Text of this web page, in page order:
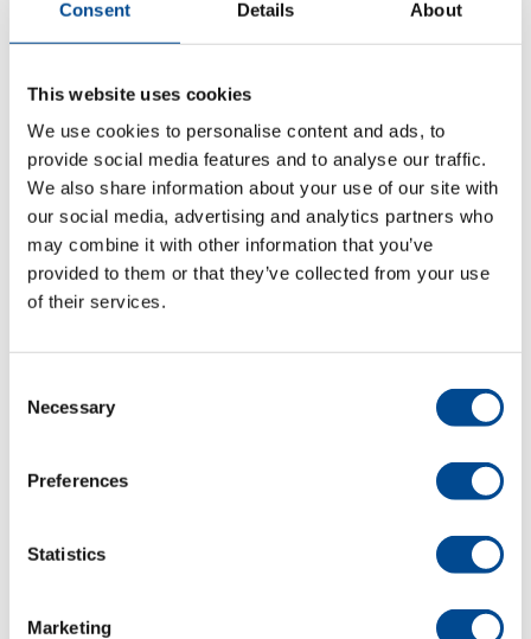
Consent Details About
This website uses cookies
We use cookies to personalise content and ads, to
provide social media features and to analyse our traffic.
We also share information about your use of our site with
our social media, advertising and analytics partners who
may combine it with other information that you’ve
provided to them or that they’ve collected from your use
of their services.
Selection
Necessary
Preferences
Statistics
Marketing
För fler videor följ vår kanal på YouTube
Kategorier:
Beskrivning